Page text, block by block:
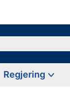
Regjering